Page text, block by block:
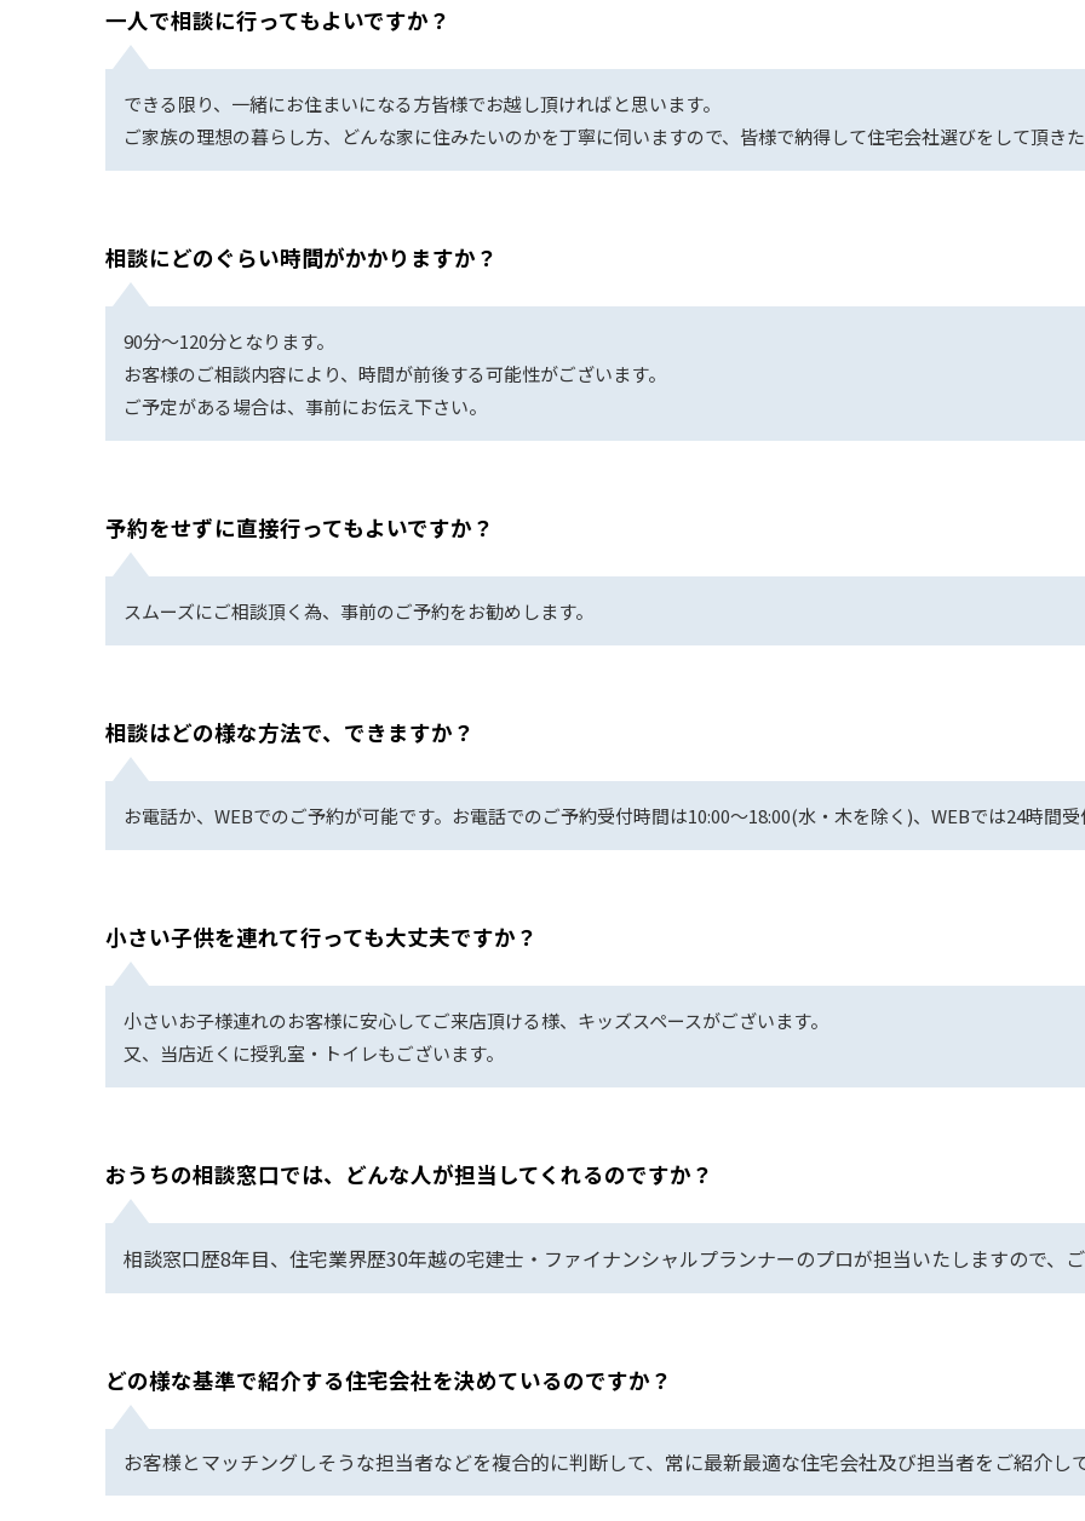
一人で相談に行ってもよいですか？
できる限り、一緒にお住まいになる方皆様でお越し頂ければと思います。
ご家族の理想の暮らし方、どんな家に住みたいのかを丁寧に伺いますので、皆様で納得して住宅会社選びをして頂きた
相談にどのぐらい時間がかかりますか？
90分～120分となります。
お客様のご相談内容により、時間が前後する可能性がございます。
ご予定がある場合は、事前にお伝え下さい。
予約をせずに直接行ってもよいですか？
スムーズにご相談頂く為、事前のご予約をお勧めします。
相談はどの様な方法で、できますか？
お電話か、WEBでのご予約が可能です。お電話でのご予約受付時間は10:00～18:00(水・木を除く)、WEBでは24時間受
小さい子供を連れて行っても大丈夫ですか？
小さいお子様連れのお客様に安心してご来店頂ける様、キッズスペースがございます。
又、当店近くに授乳室・トイレもございます。
おうちの相談窓口では、どんな人が担当してくれるのですか？
相談窓口歴8年目、住宅業界歴30年越の宅建士・ファイナンシャルプランナーのプロが担当いたしますので、ご
どの様な基準で紹介する住宅会社を決めているのですか？
お客様とマッチングしそうな担当者などを複合的に判断して、常に最新最適な住宅会社及び担当者をご紹介し